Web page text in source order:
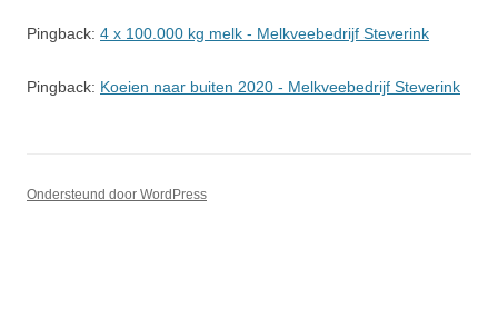
Pingback: 4 x 100.000 kg melk - Melkveebedrijf Steverink
Pingback: Koeien naar buiten 2020 - Melkveebedrijf Steverink
Ondersteund door WordPress